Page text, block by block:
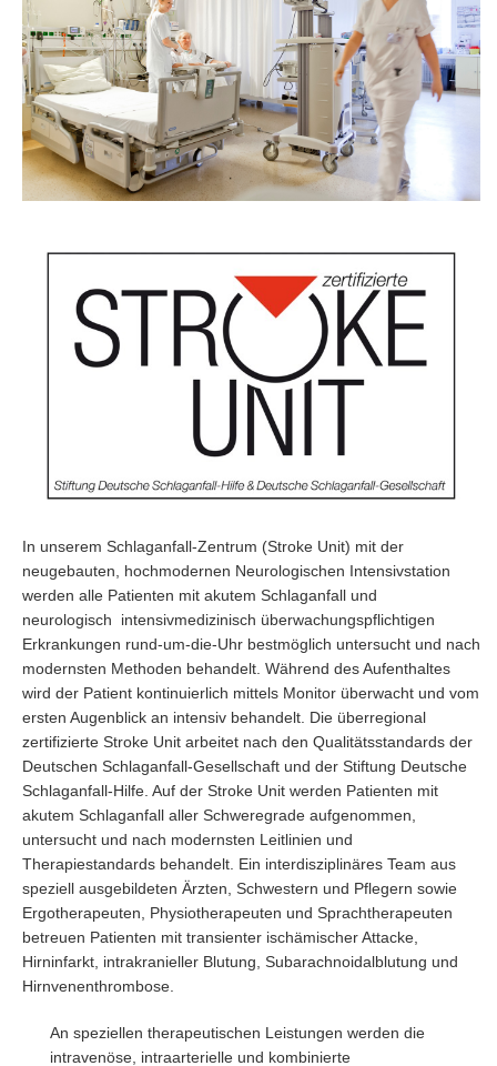
In unserem Schlaganfall-Zentrum (Stroke Unit) mit der
neugebauten, hochmodernen Neurologischen Intensivstation
werden alle Patienten mit akutem Schlaganfall und
neurologisch intensivmedizinisch überwachungspflichtigen
Erkrankungen rund-um-die-Uhr bestmöglich untersucht und nach
modernsten Methoden behandelt. Während des Aufenthaltes
wird der Patient kontinuierlich mittels Monitor überwacht und vom
ersten Augenblick an intensiv behandelt. Die überregional
zertifizierte Stroke Unit arbeitet nach den Qualitätsstandards der
Deutschen Schlaganfall-Gesellschaft und der Stiftung Deutsche
Schlaganfall-Hilfe. Auf der Stroke Unit werden Patienten mit
akutem Schlaganfall aller Schweregrade aufgenommen,
untersucht und nach modernsten Leitlinien und
Therapiestandards behandelt. Ein interdisziplinäres Team aus
speziell ausgebildeten Ärzten, Schwestern und Pflegern sowie
Ergotherapeuten, Physiotherapeuten und Sprachtherapeuten
betreuen Patienten mit transienter ischämischer Attacke,
Hirninfarkt, intrakranieller Blutung, Subarachnoidalblutung und
Hirnvenenthrombose.
An speziellen therapeutischen Leistungen werden die
intravenöse, intraarterielle und kombinierte